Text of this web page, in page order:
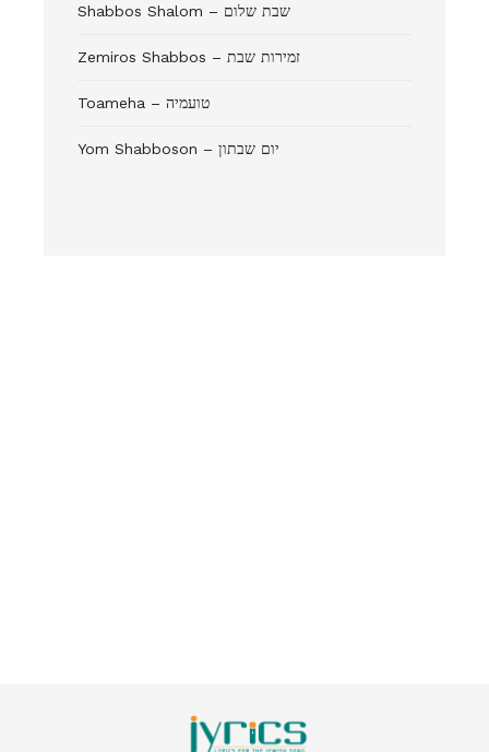
Shabbos Shalom – שבת שלום
Zemiros Shabbos – זמירות שבת
Toameha – טועמיה
Yom Shabboson – יום שבתון